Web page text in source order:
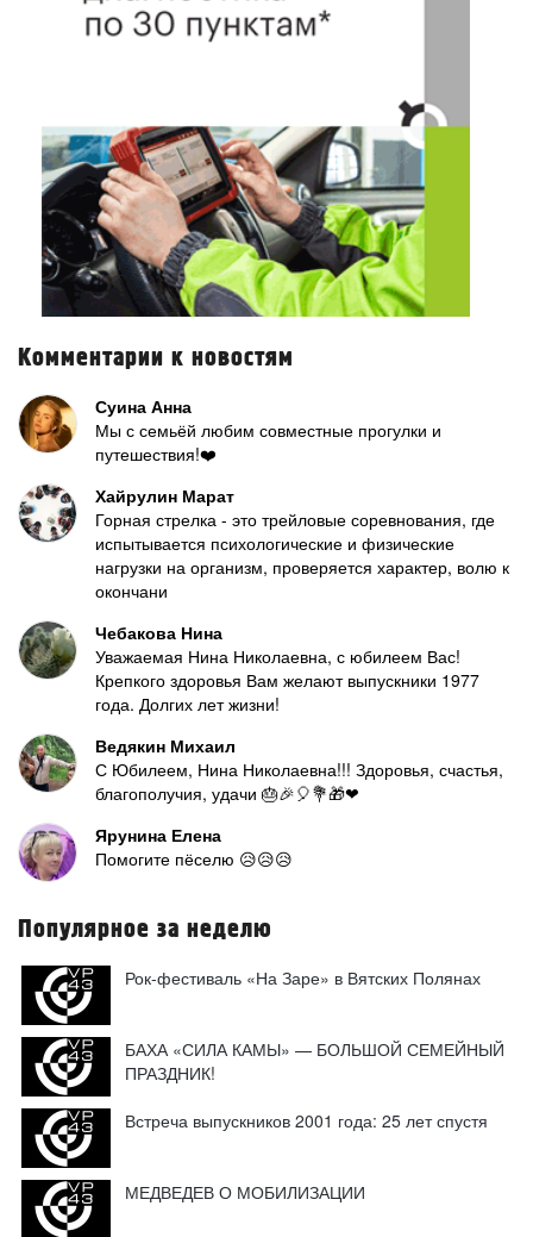
Комментарии к новостям
Суина Анна
Мы с семьёй любим совместные прогулки и
путешествия!❤️
Хайрулин Марат
Горная стрелка - это трейловые соревнования, где
испытывается психологические и физические
нагрузки на организм, проверяется характер, волю к
окончани
Чебакова Нина
Уважаемая Нина Николаевна, с юбилеем Вас!
Крепкого здоровья Вам желают выпускники 1977
года. Долгих лет жизни!
Ведякин Михаил
С Юбилеем, Нина Николаевна!!! Здоровья, счастья,
благополучия, удачи 🎂🎉🎈💐🎁❤
Ярунина Елена
Помогите пёселю 😥😥😥
Популярное за неделю
Рок-фестиваль «На Заре» в Вятских Полянах
БАХА «СИЛА КАМЫ» — БОЛЬШОЙ СЕМЕЙНЫЙ
ПРАЗДНИК!
Встреча выпускников 2001 года: 25 лет спустя
МЕДВЕДЕВ О МОБИЛИЗАЦИИ